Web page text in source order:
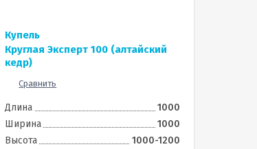
Купель
Круглая Эксперт 100 (алтайский
кедр)
Сравнить
Длина
1000
Ширина
1000
Высота
1000-1200